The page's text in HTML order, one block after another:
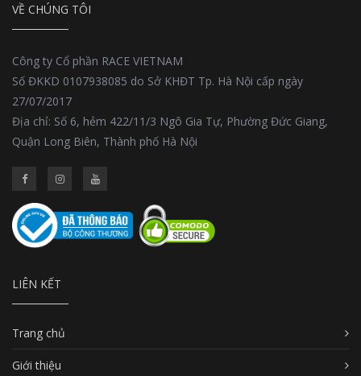
VỀ CHÚNG TÔI
Công ty Cổ phần RACE VIETNAM
Số ĐKKD 0107938085 do Sở KHĐT Tp. Hà Nội cấp ngày
27/07/2017
Địa chỉ: Số 6, hẻm 422/11/3 Ngô Gia Tự, Phường Đức Giang,
Quận Long Biên, Thành phố Hà Nội
LIÊN KẾT
Trang chủ
Giới thiệu